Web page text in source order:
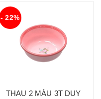
- 22%
THAU 2 MÀU 3T DUY